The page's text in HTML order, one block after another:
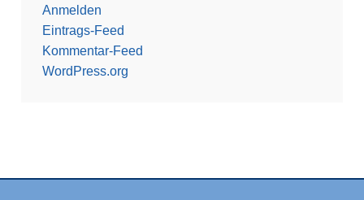
Anmelden
Eintrags-Feed
Kommentar-Feed
WordPress.org